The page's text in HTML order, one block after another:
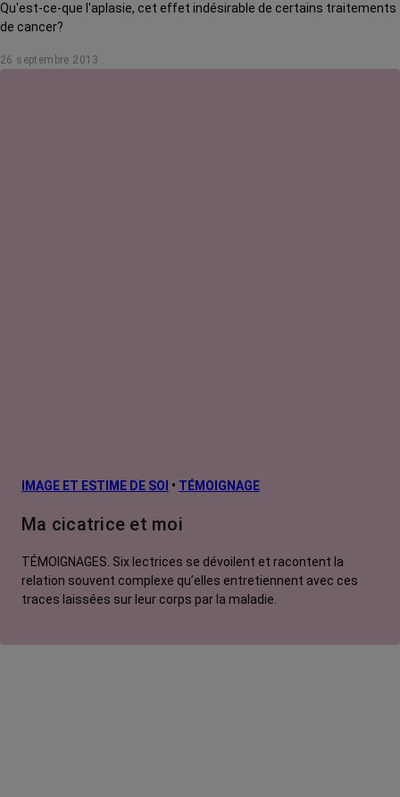
Qu'est-ce-que l'aplasie, cet effet indésirable de certains traitements
de cancer?
26 septembre 2013
IMAGE ET ESTIME DE SOI • TÉMOIGNAGE
Ma cicatrice et moi
TÉMOIGNAGES. Six lectrices se dévoilent et racontent la
relation souvent complexe qu’elles entretiennent avec ces
traces laissées sur leur corps par la maladie.